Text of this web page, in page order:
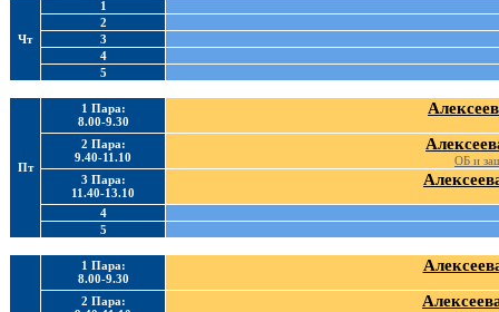
Чт
1
2
3
4
5
Пт
1 Пара:
8.00-9.30
2 Пара:
9.40-11.10
ОБ и
3 Пара:
11.40-13.10
4
5
1 Пара:
8.00-9.30
2 Пара: